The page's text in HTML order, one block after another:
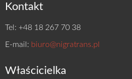
Kontakt
Tel: +48 18 267 70 38
E-mail: biuro@nigratrans.pl
Właścicielka